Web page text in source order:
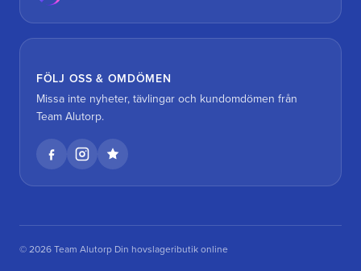
FÖLJ OSS & OMDÖMEN
Missa inte nyheter, tävlingar och kundomdömen från
Team Alutorp.
© 2026 Team Alutorp Din hovslageributik online